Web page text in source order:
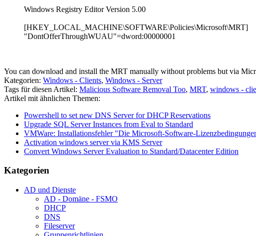
Windows Registry Editor Version 5.00
[HKEY_LOCAL_MACHINE\SOFTWARE\Policies\Microsoft\MRT]
"DontOfferThroughWUAU"=dword:00000001
You can download and install the MRT manually without problems but via
Kategorien: Windows - Clients, Windows - Server
Tags für diesen Artikel: Malicious Software Removal Too, MRT, windows -
Artikel mit ähnlichen Themen:
Powershell to set new DNS Server for DHCP Reservations
Upgrade SQL Server Instances from Eval to Standard
VMWare: Installationsfehler "Die Microsoft-Software-
Activation windows server via KMS Server
Convert Windows Server Evaluation to Standard/Datacenter Edition
Kategorien
AD und Dienste
AD - Domäne - FSMO
DHCP
DNS
Fileserver